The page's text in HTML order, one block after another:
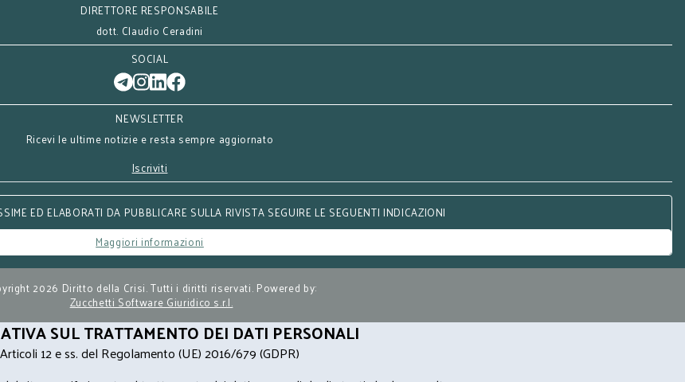
DIRETTORE RESPONSABILE
dott. Claudio Ceradini
SOCIAL
NEWSLETTER
Ricevi le ultime notizie e resta sempre aggiornato
Iscriviti
ED ELABORATI DA PUBBLICARE SULLA RIVISTA SEGUIRE LE SEGUENTI INDICAZIONI
Maggiori informazioni
2026 Diritto della Crisi. Tutti i diritti riservati. Powered by:
Zucchetti Software Giuridico s.r.l.
SUL TRATTAMENTO DEI DATI PERSONALI
Articoli 12 e ss. del Regolamento (UE) 2016/679 (GDPR)